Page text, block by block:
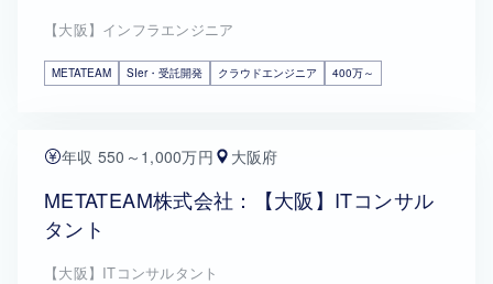
【大阪】インフラエンジニア
METATEAM SIer・受託開発 クラウドエンジニア 400万～
年収 550～1,000万円 大阪府
METATEAM株式会社：【大阪】ITコンサル
タント
【大阪】ITコンサルタント